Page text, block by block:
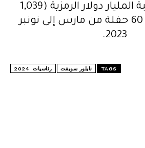
الموسيقى، عتبة المليار دولار الرمزية (1,039
مليار دولار) في 60 حفلة من مارس إلى نونبر
2023.
TAGS تايلور سويفت رئاسيات 2024